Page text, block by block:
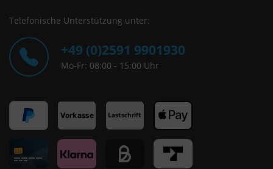
Telefonische Unterstützung unter:
+49 (0)2591 9901930
Mo-Fr: 08:00 - 15:00 Uhr